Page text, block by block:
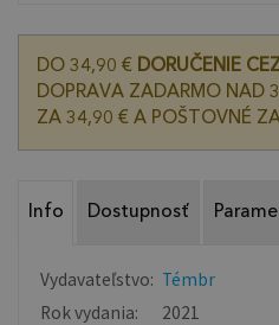
DO 34,90 € DORUČENIE
DOPRAVA ZADARMO NAD
ZA 34,90 € A POŠTOVNÉ
Info Dostupnosť
Vydavateľstvo: Témbr
Rok vydania:
2021